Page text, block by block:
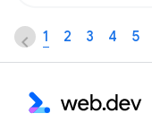
1 2 3 4 5